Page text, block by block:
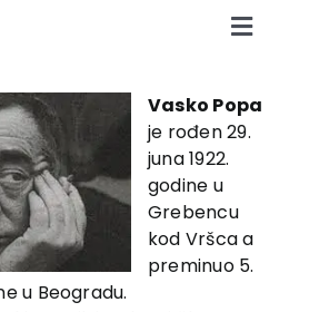
Toggle
Vasko Popa
je rođen 29.
juna 1922.
godine u
Grebencu
kod Vršca a
preminuo 5.
u Beogradu.